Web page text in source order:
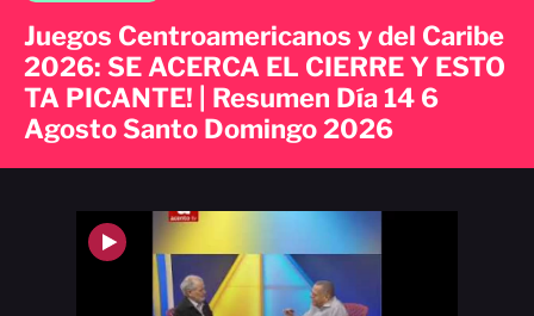
Juegos Centroamericanos y del Caribe
2026: SE ACERCA EL CIERRE Y ESTO
TA PICANTE! | Resumen Día 14 6
Agosto Santo Domingo 2026